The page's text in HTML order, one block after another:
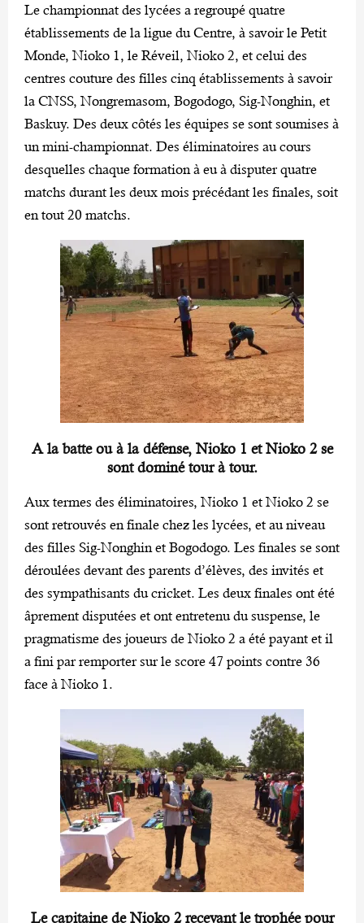
Le championnat des lycées a regroupé quatre
établissements de la ligue du Centre, à savoir le Petit
Monde, Nioko 1, le Réveil, Nioko 2, et celui des
centres couture des filles cinq établissements à savoir
la CNSS, Nongremasom, Bogodogo, Sig-Nonghin, et
Baskuy. Des deux côtés les équipes se sont soumises à
un mini-championnat. Des éliminatoires au cours
desquelles chaque formation à eu à disputer quatre
matchs durant les deux mois précédant les finales, soit
en tout 20 matchs.
A la batte ou à la défense, Nioko 1 et Nioko 2 se
sont dominé tour à tour.
Aux termes des éliminatoires, Nioko 1 et Nioko 2 se
sont retrouvés en finale chez les lycées, et au niveau
des filles Sig-Nonghin et Bogodogo. Les finales se sont
déroulées devant des parents d’élèves, des invités et
des sympathisants du cricket. Les deux finales ont été
âprement disputées et ont entretenu du suspense, le
pragmatisme des joueurs de Nioko 2 a été payant et il
a fini par remporter sur le score 47 points contre 36
face à Nioko 1.
Le capitaine de Nioko 2 recevant le trophée pour